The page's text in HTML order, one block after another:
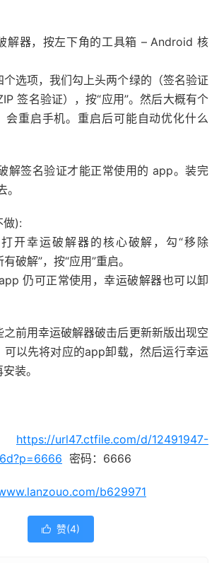
解器，按左下角的工具箱 – Android 核
选项，我们勾上头两个绿的（签名验证
签名验证），按“应用”。然后大概有个
会重启手机。重启后可能自动优化什么
解签名验证才能正常使用的 app。装完
做):
开幸运破解器的核心破解，勾“移除
破解”，按“应用”重启。
仍可正常使用，幸运破解器也可以卸
前用幸运破解器破击后更新新版出现空
可以先将对应的app卸载，然后运行幸运
装。
https://url47.ctfile.com/d/12491947-
密码：6666
b629971
 赞(4)